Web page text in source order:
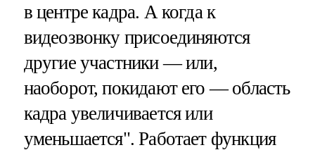
в центре кадра. А когда к
видеозвонку присоединяются
другие участники — или,
наоборот, покидают его — область
кадра увеличивается или
уменьшается". Работает функция